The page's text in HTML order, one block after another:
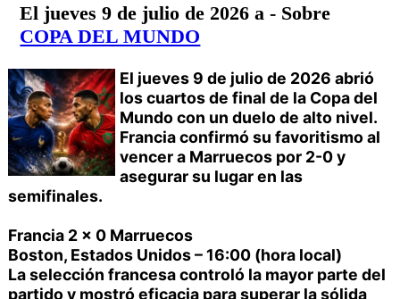
El jueves 9 de julio de 2026 a - Sobre
COPA DEL MUNDO
El jueves 9 de julio de 2026 abrió
los cuartos de final de la Copa del
Mundo con un duelo de alto nivel.
Francia confirmó su favoritismo al
vencer a Marruecos por 2-0 y
asegurar su lugar en las
semifinales.
Francia 2 x 0 Marruecos
Boston, Estados Unidos – 16:00 (hora local)
La selección francesa controló la mayor parte del
partido y mostró eficacia para superar la sólida